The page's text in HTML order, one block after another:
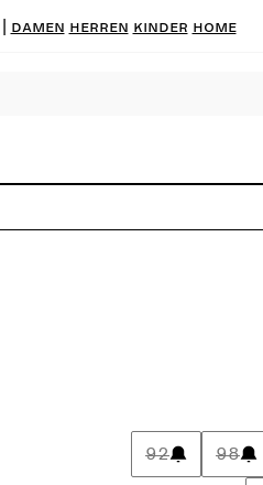
DAMEN HERREN KINDER HOME
92 98